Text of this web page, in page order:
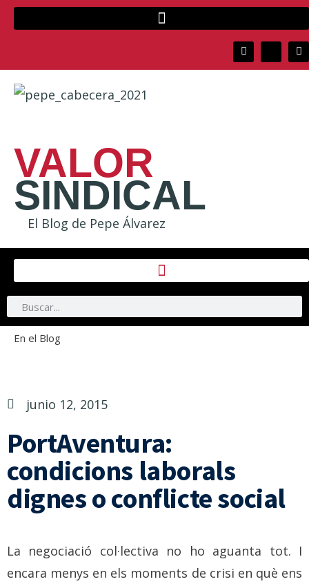
VALOR
SINDICAL
El Blog de Pepe Álvarez
En el Blog
junio 12, 2015
PortAventura:
condicions laborals
dignes o conflicte social
La negociació col·lectiva no ho aguanta tot. I
encara menys en els moments de crisi en què ens